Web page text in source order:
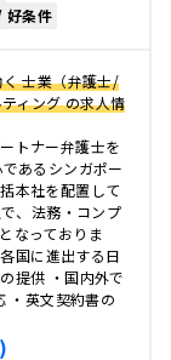
好条件
士業（弁護士/
ィング の求人情
トナー弁護士を
あるシンガポー
本社を配置して
、法務・コンプ
なっておりま
国に進出する日
提供 ・国内外で
・英文契約書の